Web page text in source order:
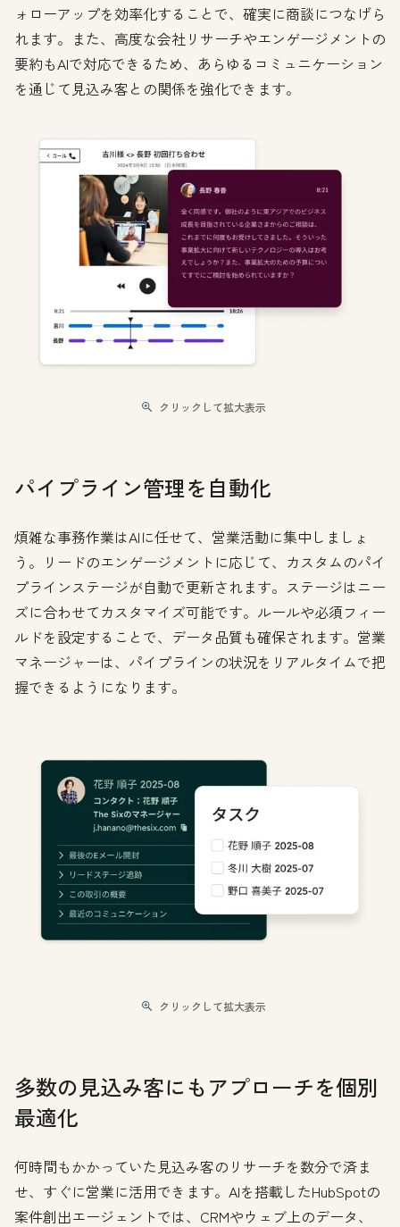
ォローアップを効率化することで、確実に商談につなげら
れます。また、高度な会社リサーチやエンゲージメントの
要約もAIで対応できるため、あらゆるコミュニケーション
を通じて見込み客との関係を強化できます。
クリックして拡大表示
パイプライン管理を自動化
煩雑な事務作業はAIに任せて、営業活動に集中しましょ
う。リードのエンゲージメントに応じて、カスタムのパイ
プラインステージが自動で更新されます。ステージはニー
ズに合わせてカスタマイズ可能です。ルールや必須フィー
ルドを設定することで、データ品質も確保されます。営業
マネージャーは、パイプラインの状況をリアルタイムで把
握できるようになります。
クリックして拡大表示
多数の見込み客にもアプローチを個別
最適化
何時間もかかっていた見込み客のリサーチを数分で済ま
せ、すぐに営業に活用できます。AIを搭載したHubSpotの
案件創出エージェントでは、CRMやウェブ上のデータ、